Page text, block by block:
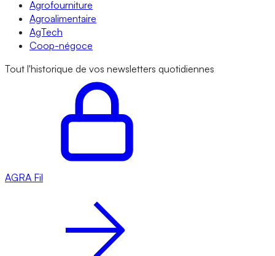
Agrofourniture
Agroalimentaire
AgTech
Coop-négoce
Tout l'historique de vos newsletters quotidiennes
AGRA Fil